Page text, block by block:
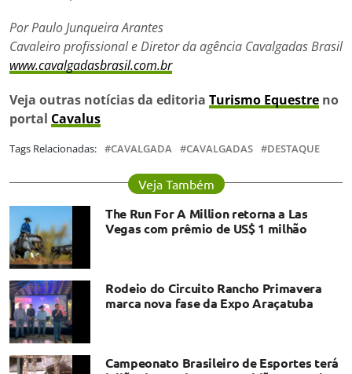
Por Paulo Junqueira Arantes
Cavaleiro profissional e Diretor da agência Cavalgadas Brasil
www.cavalgadasbrasil.com.br
Veja outras notícias da editoria Turismo Equestre no
portal Cavalus
Tags Relacionadas: CAVALGADA CAVALGADAS DESTAQUE
Veja Também
The Run For A Million retorna a Las
Vegas com prêmio de US$ 1 milhão
Rodeio do Circuito Rancho Primavera
marca nova fase da Expo Araçatuba
Campeonato Brasileiro de Esportes terá